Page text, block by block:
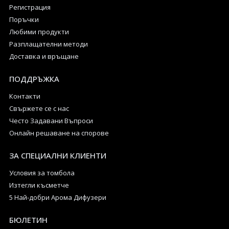
Регистрация
Поръчки
Любими продукти
Разплащателни методи
Доставка и връщане
ПОДДРЪЖКА
Контакти
Свържете се с нас
Често Задавани Въпроси
Онлайн решаване на спорове
ЗА СПЕЦИАЛНИ КЛИЕНТИ
Условия за томбола
Изтегли късметче
5 Най-добри Арома Дифузери
БЮЛЕТИН